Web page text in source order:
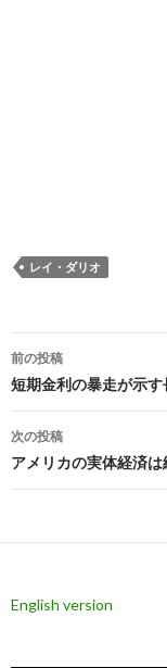
レイ・ダリオ
投
稿
ナ
ビ
ゲ
ー
ョ
前の投稿
短期金利の暴走が示
次の投稿
アメリカの実体経済
English version